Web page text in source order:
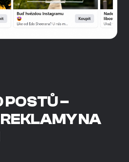
POSTŮ –
NA